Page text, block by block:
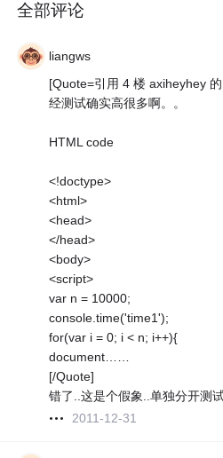
全部评论
liangws
[Quote=引用 4 楼 axiheyhey
经测试确实高很多啊。。
HTML code
<!doctype>
<html>
<head>
</head>
<body>
<script>
var n = 10000;
console.time('time1');
for(var i = 0; i < n; i++){
document……
[/Quote]
错了..这是个假象..单独分开测
2011-12-31